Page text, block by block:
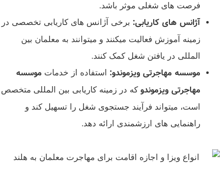
فرصت‌ های شغلی موثر باشد.
آژانس‌ های کاریابی:برخی آژانس‌ های کاریابی تخصصی در
زمینه آموزش فعالیت میکنند و میتوانند به معلمان بین‌
المللی در یافتن شغل کمک کنند.
موسسه مهاجرتی ویزموندو:استفاده از خدماتموسسه
مهاجرتی ویزموندوکه در زمینه کاریابی بین‌ المللی متخصص
است، میتواند فرآیند جستجوی شغل را تسهیل کند و
راهنمایی‌ های ارزشمندی ارائه دهد.